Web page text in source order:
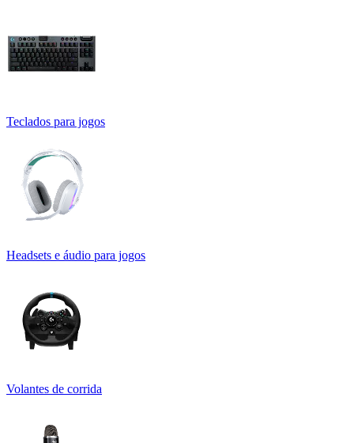
Teclados para jogos
Headsets e áudio para jogos
Volantes de corrida